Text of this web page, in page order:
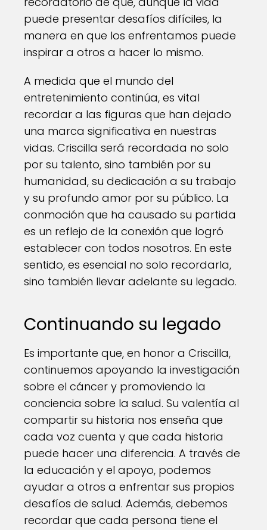
puede presentar desafíos difíciles, la
manera en que los enfrentamos puede
inspirar a otros a hacer lo mismo.
A medida que el mundo del
entretenimiento continúa, es vital
recordar a las figuras que han dejado
una marca significativa en nuestras
vidas. Criscilla será recordada no solo
por su talento, sino también por su
humanidad, su dedicación a su trabajo
y su profundo amor por su público. La
conmoción que ha causado su partida
es un reflejo de la conexión que logró
establecer con todos nosotros. En este
sentido, es esencial no solo recordarla,
sino también llevar adelante su legado.
Continuando su legado
Es importante que, en honor a Criscilla,
continuemos apoyando la investigación
sobre el cáncer y promoviendo la
conciencia sobre la salud. Su valentía al
compartir su historia nos enseña que
cada voz cuenta y que cada historia
puede hacer una diferencia. A través de
la educación y el apoyo, podemos
ayudar a otros a enfrentar sus propios
desafíos de salud. Además, debemos
recordar que cada persona tiene el